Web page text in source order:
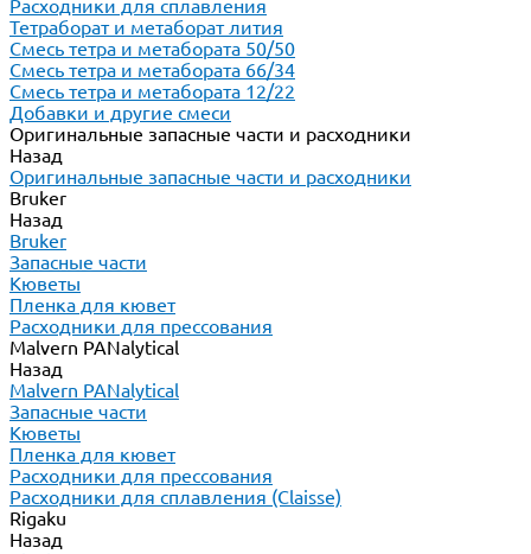
Расходники для сплавления
Тетраборат и метаборат лития
Смесь тетра и метабората 50/50
Смесь тетра и метабората 66/34
Смесь тетра и метабората 12/22
Добавки и другие смеси
Оригинальные запасные части и расходники
Назад
Оригинальные запасные части и расходники
Bruker
Назад
Bruker
Запасные части
Кюветы
Пленка для кювет
Расходники для прессования
Malvern PANalytical
Назад
Malvern PANalytical
Запасные части
Кюветы
Пленка для кювет
Расходники для прессования
Расходники для сплавления (Claisse)
Rigaku
Назад